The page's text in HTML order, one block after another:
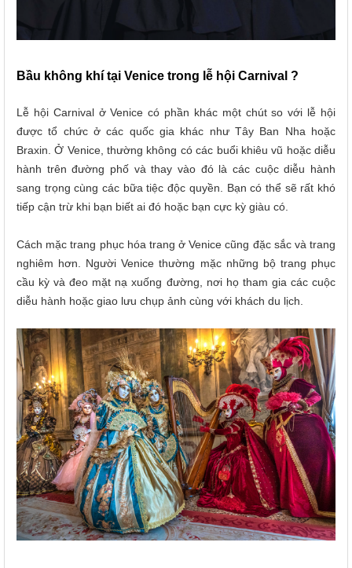
Bầu không khí tại Venice trong lễ hội Carnival ?
Lễ hội Carnival ở Venice có phần khác một chút so với lễ hội
được tổ chức ở các quốc gia khác như Tây Ban Nha hoặc
Braxin . Ở Venice, thường không có các buổi khiêu vũ hoặc diễu
hành trên đường phố và thay vào đó là các cuộc diễu hành
sang trọng cùng các bữa tiệc độc quyền. Bạn có thể sẽ rất khó
tiếp cận trừ khi bạn biết ai đó hoặc bạn cực kỳ giàu có.
Cách mặc trang phục hóa trang ở Venice cũng đặc sắc và trang
nghiêm hơn. Người Venice thường mặc những bộ trang phục
cầu kỳ và đeo mặt nạ xuống đường, nơi họ tham gia các cuộc
diễu hành hoặc giao lưu chụp ảnh cùng với khách du lịch.